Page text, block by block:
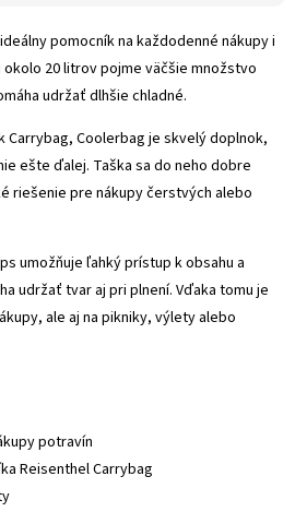
pomocník na každodenné nákupy i
20 litrov pojme väčšie množstvo
udržať dlhšie chladné.
Carrybag, Coolerbag je skvelý doplnok,
ešte ďalej. Taška sa do neho dobre
riešenie pre nákupy čerstvých alebo
umožňuje ľahký prístup k obsahu a
udržať tvar aj pri plnení. Vďaka tomu je
ale aj na pikniky, výlety alebo
potravín
Reisenthel Carrybag